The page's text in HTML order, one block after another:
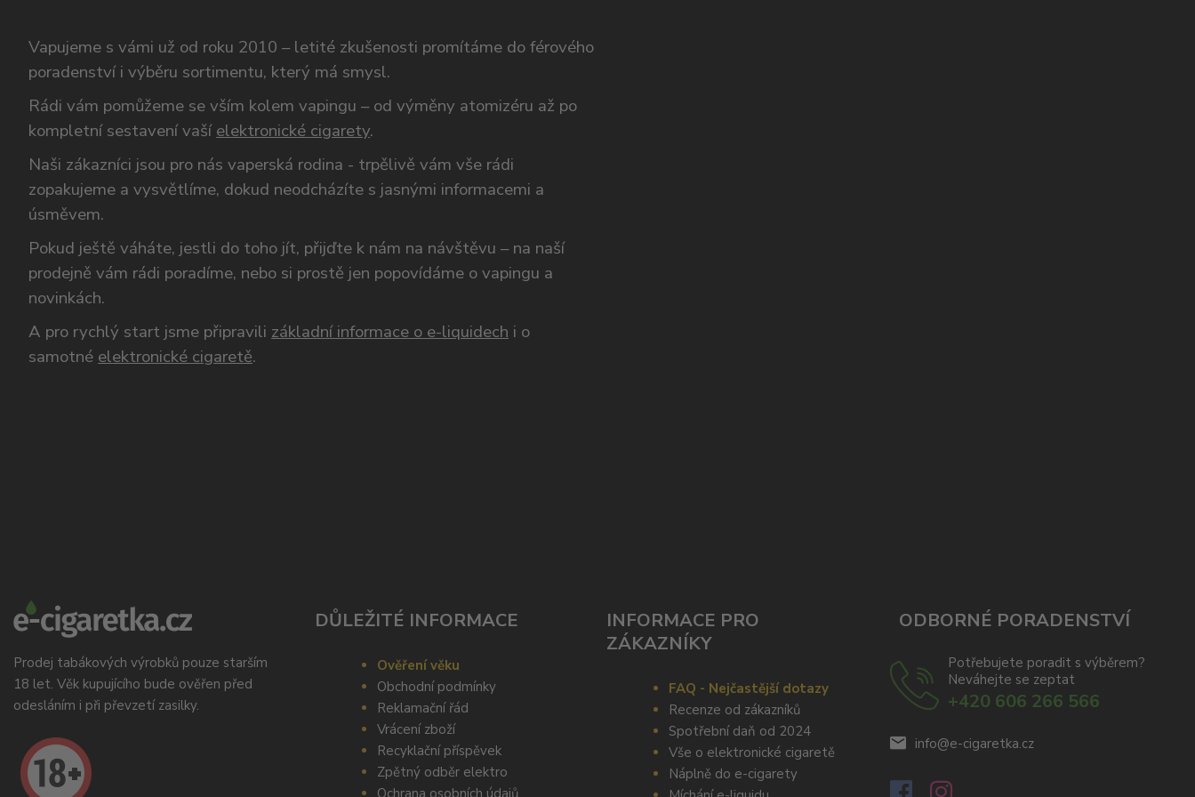
Vapujeme s vámi už od roku 2010 – letité zkušenosti promítáme do férového
poradenství i výběru sortimentu, který má smysl.
Rádi vám pomůžeme se vším kolem vapingu – od výměny atomizéru až po
kompletní sestavení vašíelektronické cigarety.
Naši zákazníci jsou pro nás vaperská rodina - trpělivě vám vše rádi
zopakujeme a vysvětlíme, dokud neodcházíte s jasnými informacemi a
úsměvem.
Pokud ještě váháte, jestli do toho jít, přijďte k nám na návštěvu – na naší
prodejně vám rádi poradíme, nebo si prostě jen popovídáme o vapingu a
novinkách.
A pro rychlý start jsme připravili základní informace o e-liquidech i o
samotnéelektronické cigaretě.
Prodej tabákových výrobků pouze starším
18 let. Věk kupujícího bude ověřen před
odesláním i při převzetí zasilky.
DŮLEŽITÉ INFORMACE
Ověření věku
Obchodní podmínky
Reklamační řád
Vrácení zboží
Recyklační příspěvek
Zpětný odběr elektro
INFORMACE PRO
ZÁKAZNÍKY
FAQ - Nejčastější dotazy
Recenze od zákazníků
Spotřební daň od 2024
Vše o elektronické cigaretě
Náplně do e-cigarety
ODBORNÉ PORADENSTVÍ
Potřebujete poradit s výběrem?
Neváhejte se zeptat
+420 606 266 566
info@e-cigaretka.cz